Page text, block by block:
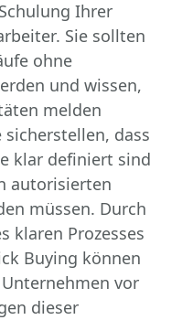
Ihrer
Sie sollten
ohne
und wissen,
melden
dass
klar definiert sind
autorisierten
müssen. Durch
klaren Prozesses
Buying können
vor
dieser